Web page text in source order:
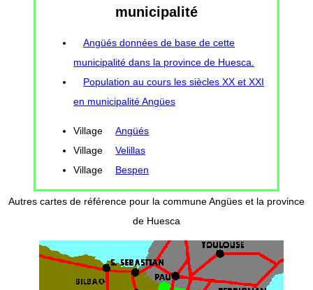
municipalité
Angüés données de base de cette
municipalité dans la province de Huesca.
Population au cours les siècles XX et XXI
en municipalité Angües
Village
Angüés
Village
Velillas
Village
Bespen
Autres cartes de référence pour la commune Angües et la province
de Huesca